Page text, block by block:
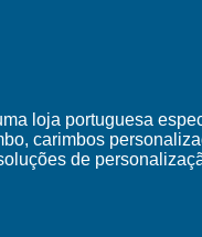
loja portuguesa
carimbos
de